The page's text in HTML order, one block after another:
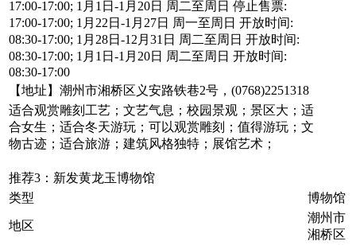
17:00-17:00; 1月1日-1月20日 周二至周日 停止售票:
17:00-17:00; 1月22日-1月27日 周一至周日 开放时间:
08:30-17:00; 1月28日-12月31日 周二至周日 开放时间:
08:30-17:00; 1月1日-1月20日 周二至周日 开放时间:
08:30-17:00
【地址】潮州市湘桥区义安路铁巷2号，(0768)2251318
适合观赏雕刻工艺；文艺气息；校园景观；景区大；适
合女生；适合冬天游玩；可以观赏雕刻；值得游玩；文
物古迹；适合旅游；建筑风格独特；展馆艺术；
推荐3：新发黄龙玉博物馆
类型
博物馆
地区
潮州市
湘桥区